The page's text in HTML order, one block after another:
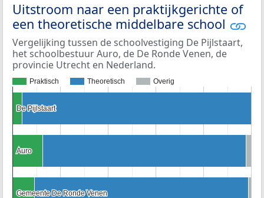
Uitstroom naar een praktijkgerichte of
een theoretische middelbare school
Vergelijking tussen de schoolvestiging De Pijlstaart,
het schoolbestuur Auro, de De Ronde Venen, de
provincie Utrecht en Nederland.
Praktisch Theoretisch Overig
De Pijlstaart
De Pijlstaart
Auro
Auro
Gemeente De Ronde Venen
Gemeente De Ronde Venen